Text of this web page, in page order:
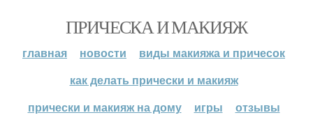
ПРИЧЕСКА И МАКИЯЖ
главная новости
виды макияжа и причесок
как делать прически и макияж
прически и макияж на дому
игры отзывы